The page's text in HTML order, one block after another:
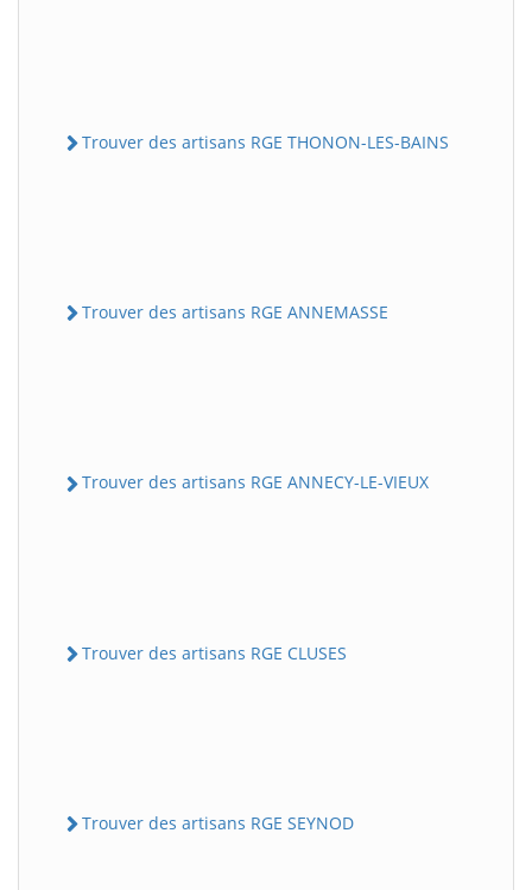
Trouver des artisans RGE THONON-LES-BAINS
Trouver des artisans RGE ANNEMASSE
Trouver des artisans RGE ANNECY-LE-VIEUX
Trouver des artisans RGE CLUSES
Trouver des artisans RGE SEYNOD